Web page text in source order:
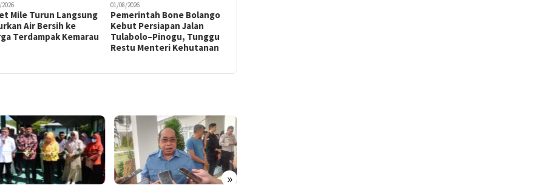
Bone Bolango
Persiapan Jalan
Tunggu
01/08/2026
Lukman Kasim Sebut SK
Cagar Budaya Eks Rumah
Jawatan Kantor Pos Cacat
Formal
»